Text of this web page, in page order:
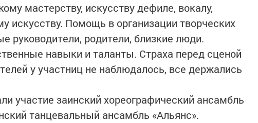
мастерству, искусству дефиле, вокалу,
искусству. Помощь в организации творческих
руководители, родители, близкие люди.
навыки и таланты. Страха перед сценой
у участниц не наблюдалось, все держались
участие заинский хореографический ансамбль
танцевальный ансамбль «Альянс».